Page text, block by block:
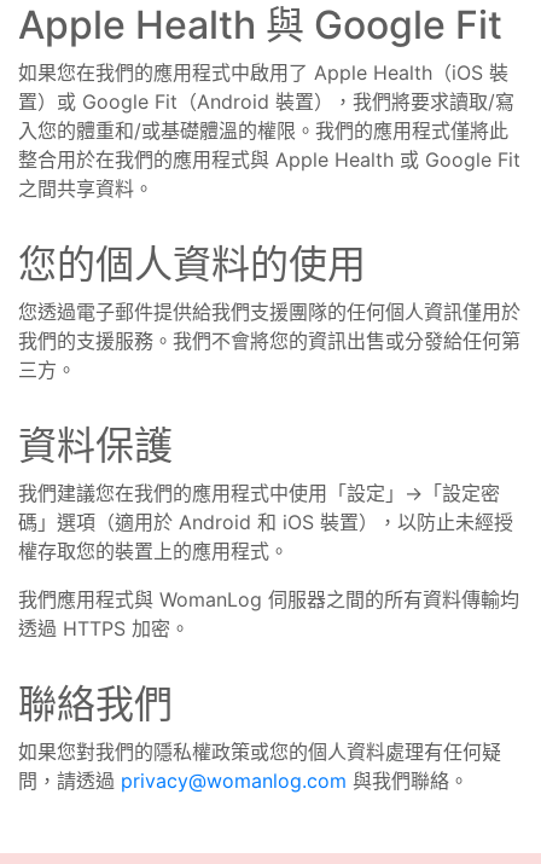
Apple Health 與 Google Fit
如果您在我們的應用程式中啟用了 Apple Health（iOS 裝
置）或 Google Fit（Android 裝置），我們將要求讀取/寫
入您的體重和/或基礎體溫的權限。我們的應用程式僅將此
整合用於在我們的應用程式與 Apple Health 或 Google Fit
之間共享資料。
您的個人資料的使用
您透過電子郵件提供給我們支援團隊的任何個人資訊僅用於
我們的支援服務。我們不會將您的資訊出售或分發給任何第
三方。
資料保護
我們建議您在我們的應用程式中使用「設定」->「設定密
碼」選項（適用於 Android 和 iOS 裝置），以防止未經授
權存取您的裝置上的應用程式。
我們應用程式與 WomanLog 伺服器之間的所有資料傳輸均
透過 HTTPS 加密。
聯絡我們
如果您對我們的隱私權政策或您的個人資料處理有任何疑
問，請透過 privacy@womanlog.com 與我們聯絡。